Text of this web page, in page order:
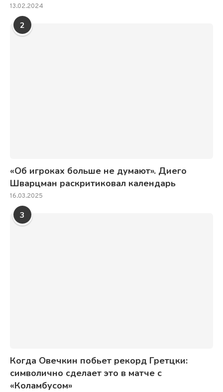
13.02.2024
2
«Об игроках больше не думают». Диего
Шварцман раскритиковал календарь
16.03.2025
3
Когда Овечкин побьет рекорд Гретцки:
символично сделает это в матче с
«Коламбусом»